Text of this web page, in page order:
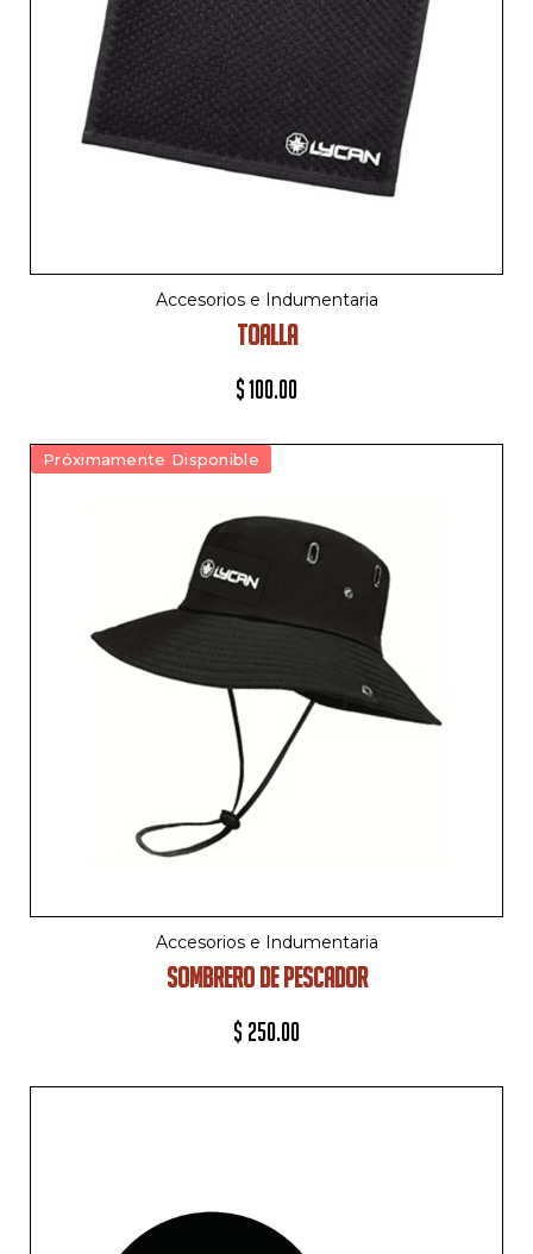
Accesorios e Indumentaria
TOALLA
$100.00
Próximamente Disponible
Accesorios e Indumentaria
SOMBRERO DE PESCADOR
$ 250.00